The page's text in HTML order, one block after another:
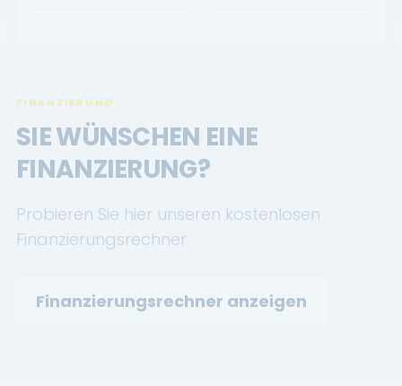
FINANZIERUNG
SIE WÜNSCHEN EINE
FINANZIERUNG?
Probieren Sie hier unseren kostenlosen
Finanzierungsrechner.
Finanzierungsrechner anzeigen